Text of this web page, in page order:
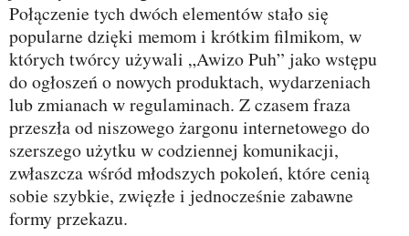
Połączenie tych dwóch elementów stało się
popularne dzięki memom i krótkim filmikom, w
których twórcy używali „Awizo Puh” jako wstępu
do ogłoszeń o nowych produktach, wydarzeniach
lub zmianach w regulaminach. Z czasem fraza
przeszła od niszowego żargonu internetowego do
szerszego użytku w codziennej komunikacji,
zwłaszcza wśród młodszych pokoleń, które cenią
sobie szybkie, zwięzłe i jednocześnie zabawne
formy przekazu.